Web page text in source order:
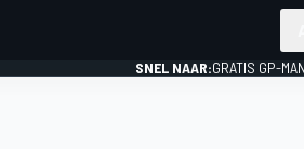
SNEL NAAR:GRATIS GP-